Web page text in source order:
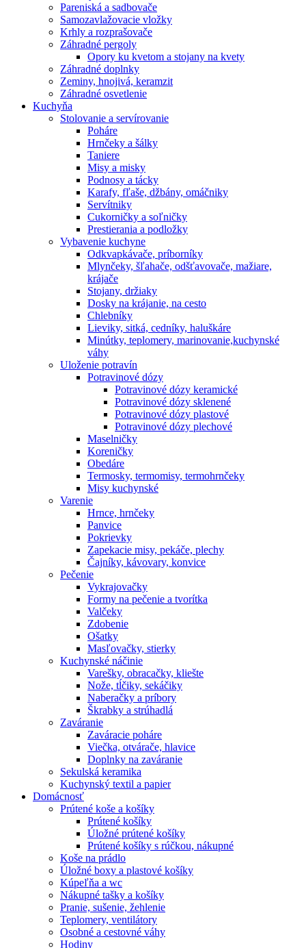
Pareniská a sadbovače
Samozavlažovacie vložky
Krhly a rozprašovače
Záhradné pergoly
Opory ku kvetom a stojany na kvety
Záhradné doplnky
Zeminy, hnojivá, keramzit
Záhradné osvetlenie
Kuchyňa
Stolovanie a servírovanie
Poháre
Hrnčeky a šálky
Taniere
Misy a misky
Podnosy a tácky
Karafy, fľaše, džbány, omáčniky
Servítniky
Cukorničky a soľničky
Prestierania a podložky
Vybavenie kuchyne
Odkvapkávače, príborníky
Mlynčeky, šľahače, odšťavovače, mažiare,
krájače
Stojany, držiaky
Dosky na krájanie, na cesto
Chlebníky
Lieviky, sitká, cedníky, haluškáre
Minútky, teplomery, marinovanie,kuchynské
váhy
Uloženie potravín
Potravinové dózy
Potravinové dózy keramické
Potravinové dózy sklenené
Potravinové dózy plastové
Potravinové dózy plechové
Maselničky
Koreničky
Obedáre
Termosky, termomisy, termohrnčeky
Misy kuchynské
Varenie
Hrnce, hrnčeky
Panvice
Pokrievky
Zapekacie misy, pekáče, plechy
Čajníky, kávovary, konvice
Pečenie
Vykrajovačky
Formy na pečenie a tvorítka
Valčeky
Zdobenie
Ošatky
Masľovačky, stierky
Kuchynské náčinie
Varešky, obracačky, kliešte
Nože, tĺčiky, sekáčiky
Naberačky a príbory
Škrabky a strúhadlá
Zaváranie
Zaváracie poháre
Viečka, otvárače, hlavice
Doplnky na zaváranie
Sekulská keramika
Kuchynský textil a papier
Domácnosť
Prútené koše a košíky
Prútené košíky
Úložné prútené košíky
Prútené košíky s rúčkou, nákupné
Koše na prádlo
Úložné boxy a plastové košíky
Kúpeľňa a wc
Nákupné tašky a košíky
Pranie, sušenie, žehlenie
Teplomery, ventilátory
Osobné a cestovné váhy
Hodiny